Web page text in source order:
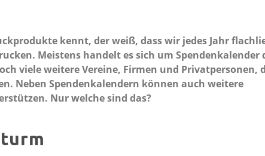
kennt, der weiß, dass wir jedes Jahr
Meistens handelt es sich um Spendenkalender
viele weitere Vereine, Firmen und Privatpersonen,
Neben Spendenkalendern können auch weitere
Nur welche sind das?